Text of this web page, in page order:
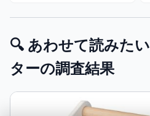
🔍 あわせて読みた
ターの調査結果